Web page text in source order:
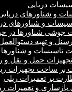
دریایی
و شناورهای
و شناورهای
جوشی شناورها در
و تهیه
تاسیسات و
حمل و نقل و
بر ساخت تجهیزات
بر تعمیرات ریلی
بازسازی و تعمیرات